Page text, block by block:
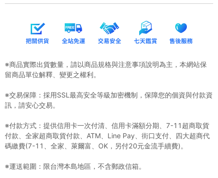
※商品實際出貨數量，請以商品規格與注意事項說明為主，本網站保
留商品單位解釋、變更之權利。
※交易保障：採用SSL最高安全等級加密機制，保障您的個資與付款資
訊，請安心交易。
※付款方式：提供信用卡一次付清、信用卡滿額分期、7-11超商取貨
付款、全家超商取貨付款、ATM、Line Pay、街口支付、四大超商代
碼繳費(7-11、全家、萊爾富、OK，另付20元金流手續費)。
※運送範圍：限台灣本島地區，不含郵政信箱。